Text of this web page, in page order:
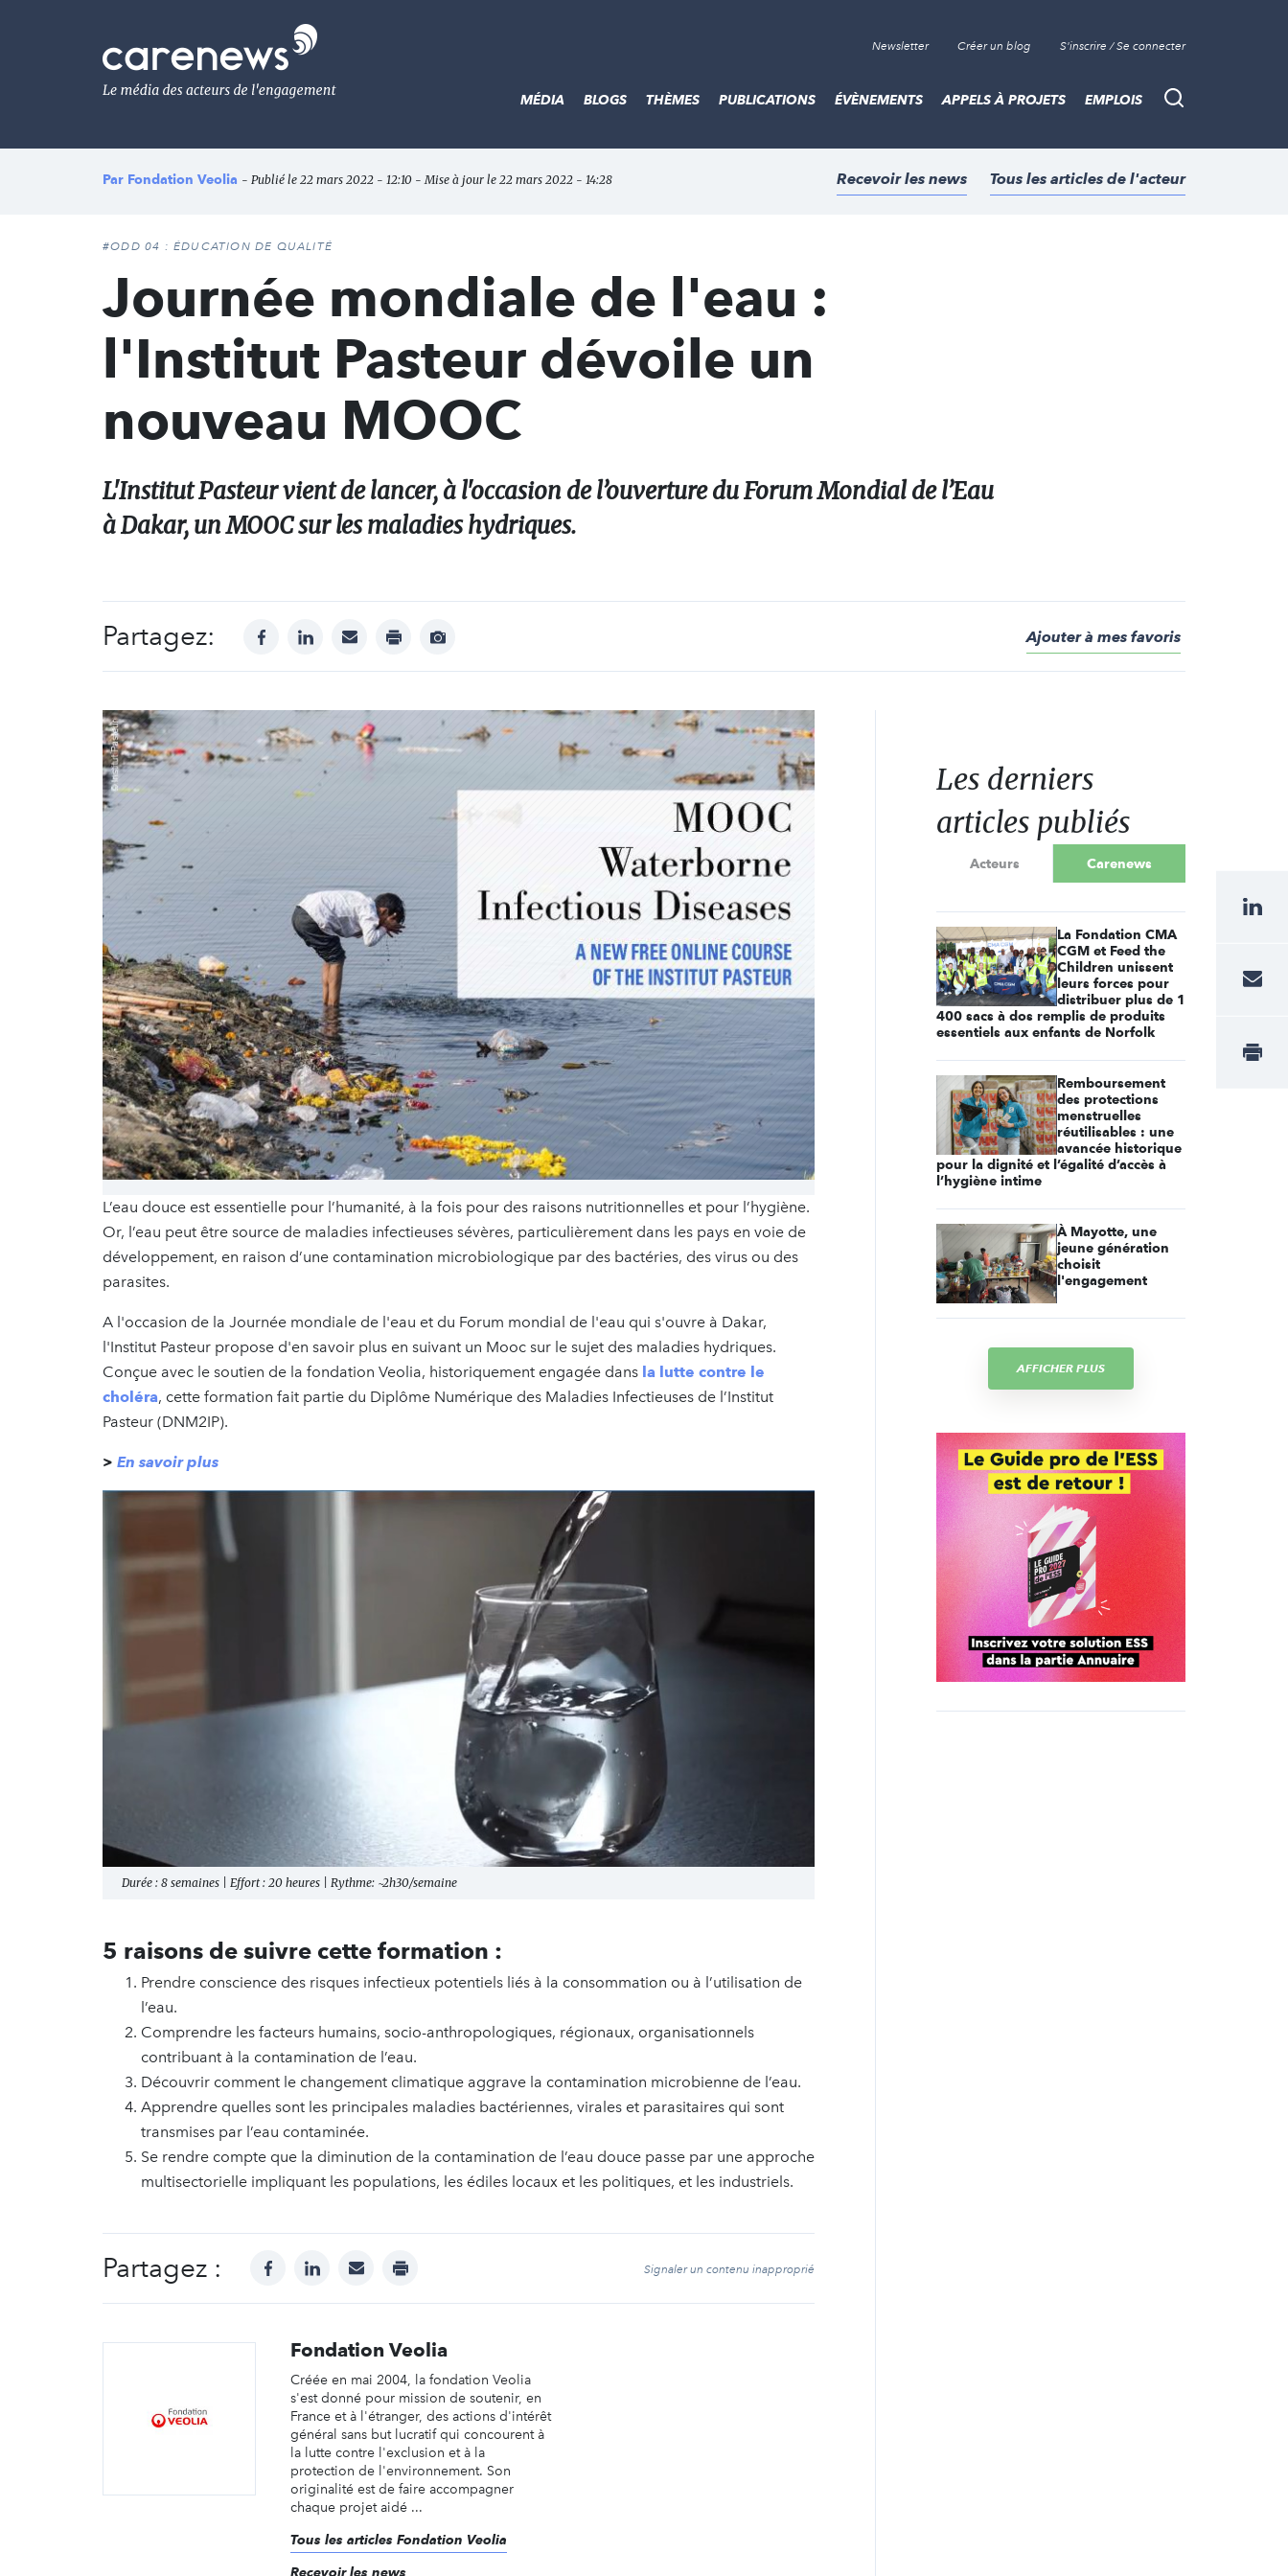
Le
média
de
l'engagement
Newsletter Créer un blog S'inscrire / Se connecter
Recherche
MÉDIA BLOGS THÈMES PUBLICATIONS ÉVÈNEMENTS APPELS À PROJETS EMPLOIS
Par Fondation Veolia - Publié le 22 mars 2022 - 12:10 - Mise à jour le 22 mars 2022 - 14:28 Recevoir les news Tous les articles de l'acteur
#ODD 04 : ÉDUCATION DE QUALITÉ
Journée mondiale de l'eau :
l'Institut Pasteur dévoile un
nouveau MOOC
L'Institut Pasteur vient de lancer, à l'occasion de l’ouverture du Forum Mondial de l’Eau
à Dakar, un MOOC sur les maladies hydriques.
Partagez: facebooklinkedinmail print
Afficher
Ajouter à mes favoris
L’eau douce est essentielle pour l’humanité, à la fois pour des raisons nutritionnelles et pour l’hygiène.
Or, l’eau peut être source de maladies infectieuses sévères, particulièrement dans les pays en voie de
développement, en raison d’une contamination microbiologique par des bactéries, des virus ou des
parasites.
A l'occasion de la Journée mondiale de l'eau et du Forum mondial de l'eau qui s'ouvre à Dakar,
l'Institut Pasteur propose d'en savoir plus en suivant un Mooc sur le sujet des maladies hydriques.
Conçue avec le soutien de la fondation Veolia, historiquement engagée dans la lutte contre le
choléra, cette formation fait partie du Diplôme Numérique des Maladies Infectieuses de l’Institut
Pasteur (DNM2IP).
> En savoir plus
Durée : 8 semaines | Effort : 20 heures | Rythme: ~2h30/semaine
5 raisons de suivre cette formation :
Prendre conscience des risques infectieux potentiels liés à la consommation ou à l’utilisation de
l’eau.
Comprendre les facteurs humains, socio-anthropologiques, régionaux, organisationnels
contribuant à la contamination de l’eau.
Découvrir comment le changement climatique aggrave la contamination microbienne de l’eau.
Apprendre quelles sont les principales maladies bactériennes, virales et parasitaires qui sont
transmises par l’eau contaminée.
Se rendre compte que la diminution de la contamination de l’eau douce passe par une approche
multisectorielle impliquant les populations, les édiles locaux et les politiques, et les industriels.
Partagez : facebooklinkedinmail print Signaler un contenu inapproprié
Fondation Veolia
Créée en mai 2004, la fondation Veolia
s'est donné pour mission de soutenir, en
France et à l'étranger, des actions d'intérêt
général sans but lucratif qui concourent à
la lutte contre l'exclusion et à la
protection de l'environnement. Son
originalité est de faire accompagner
chaque projet aidé ...
Tous les articles Fondation Veolia
Recevoir les news
Les derniers
articles publiés
Acteurs Carenews
La Fondation CMA
CGM et Feed the
Children unissent
leurs forces pour
distribuer plus de 1
400 sacs à dos remplis de produits
essentiels aux enfants de Norfolk
Remboursement
des protections
menstruelles
réutilisables : une
avancée historique
pour la dignité et l’égalité d’accès à
l’hygiène intime
À Mayotte, une
jeune génération
choisit
l'engagement
AFFICHER PLUS